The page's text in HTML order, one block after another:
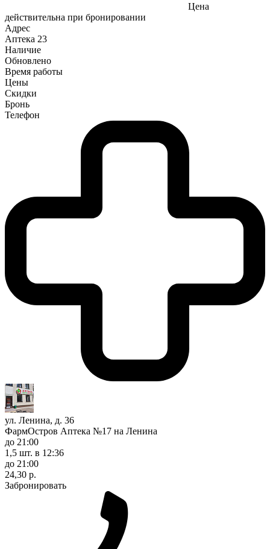
Цена
действительна при бронировании
Адрес
Аптека 23
Наличие
Обновлено
Время работы
Цены
Скидки
Бронь
Телефон
ул. Ленина, д. 36
ФармОстров Аптека №17 на Ленина
до 21:00
1,5 шт. в 12:36
до 21:00
24,30 р.
Забронировать